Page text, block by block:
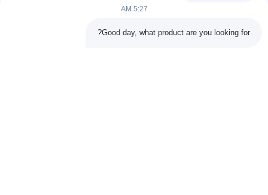
5:27 AM
Good day, what product are you looking for?